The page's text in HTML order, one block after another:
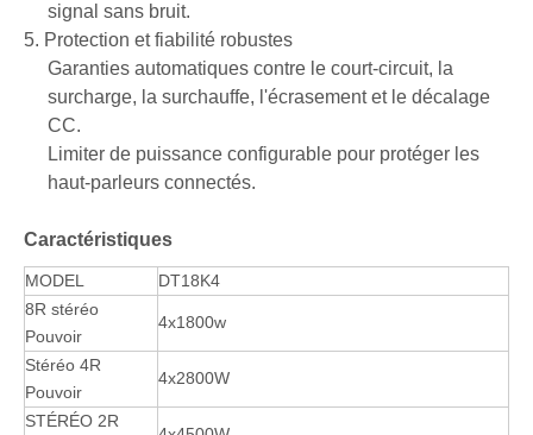
signal sans bruit.
5. Protection et fiabilité robustes
Garanties automatiques contre le court-circuit, la
surcharge, la surchauffe, l'écrasement et le décalage
CC.
Limiter de puissance configurable pour protéger les
haut-parleurs connectés.
Caractéristiques
MODEL
DT18K4
8R stéréo
Pouvoir
4x1800w
Stéréo 4R
Pouvoir
4x2800W
STÉRÉO 2R